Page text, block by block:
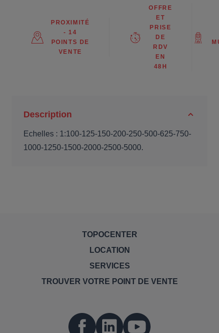
PROXIMITÉ
- 14
POINTS DE
VENTE
OFFRE
ET
PRISE
DE
RDV
EN
48H
Description
Echelles : 1:100-125-150-200-250-500-625-750-
1000-1250-1500-2000-2500-5000.
TOPOCENTER
LOCATION
SERVICES
TROUVER VOTRE POINT DE VENTE